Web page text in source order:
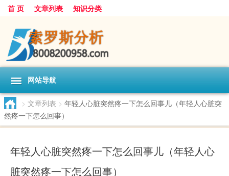
首 页 文章列表 知识分类
网站导航
> 文章列表 > 年轻人心脏突然疼一下怎么回事儿（年轻人心脏突
然疼一下怎么回事）
年轻人心脏突然疼一下怎么回事儿（年轻人心
脏突然疼一下怎么回事）